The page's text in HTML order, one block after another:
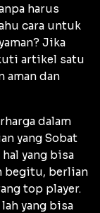
harus
cara untuk
Jika
artikel satu
aman dan
dalam
yang Sobat
yang bisa
begitu, berlian
top player.
yang bisa